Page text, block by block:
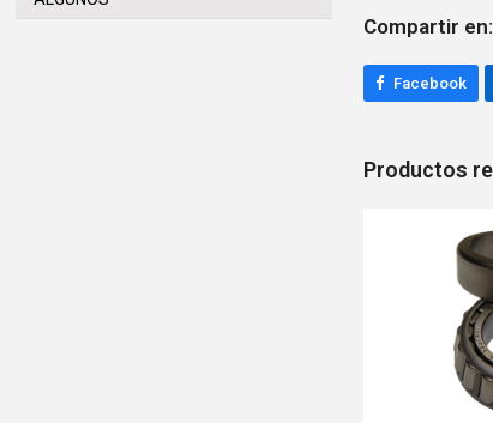
Compartir en:
Facebook
Productos